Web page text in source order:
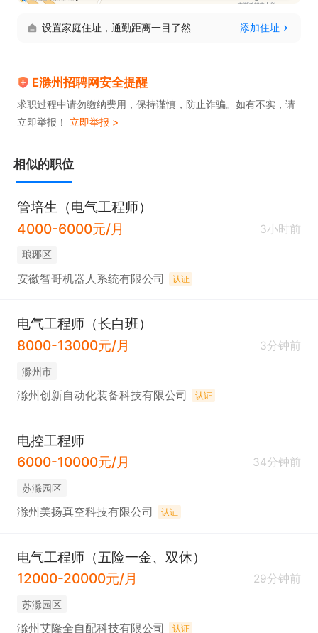
设置家庭住址，通勤距离一目了然 添加住址
E滁州招聘网安全提醒
求职过程中请勿缴纳费用，保持谨慎，防止诈骗。如有不实，请
立即举报！ 立即举报 >
相似的职位
管培生（电气工程师）
4000-6000元/月
3小时前
琅琊区
安徽智哥机器人系统有限公司 认证
电气工程师（长白班）
8000-13000元/月
3分钟前
滁州市
滁州创新自动化装备科技有限公司 认证
电控工程师
6000-10000元/月
34分钟前
苏滁园区
滁州美扬真空科技有限公司 认证
电气工程师（五险一金、双休）
12000-20000元/月
29分钟前
苏滁园区
滁州艾隆全自配科技有限公司 认证